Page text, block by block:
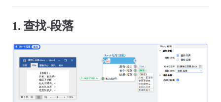
1. 查找-段落